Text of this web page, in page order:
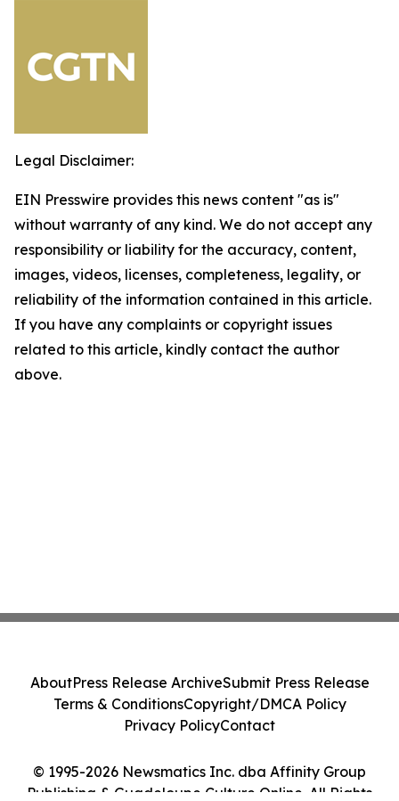
Legal Disclaimer:
EIN Presswire provides this news content "as is"
without warranty of any kind. We do not accept any
responsibility or liability for the accuracy, content,
images, videos, licenses, completeness, legality, or
reliability of the information contained in this article.
If you have any complaints or copyright issues
related to this article, kindly contact the author
above.
© 1995-2026 Newsmatics Inc. dba Affinity Group
Publishing & Guadeloupe Culture Online. All Rights
AboutPress Release ArchiveSubmit Press Release
Terms & ConditionsCopyright/DMCA Policy
Privacy PolicyContact